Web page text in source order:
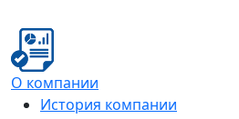
О компании
История компании